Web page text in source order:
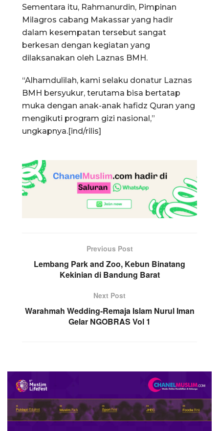
Sementara itu, Rahmanurdin, Pimpinan
Milagros cabang Makassar yang hadir
dalam kesempatan tersebut sangat
berkesan dengan kegiatan yang
dilaksanakan oleh Laznas BMH.
“Alhamdulilah, kami selaku donatur Laznas
BMH bersyukur, terutama bisa bertatap
muka dengan anak-anak hafidz Quran yang
mengikuti program gizi nasional,”
ungkapnya.[ind/rilis]
Previous Post
Lembang Park and Zoo, Kebun Binatang
Kekinian di Bandung Barat
Next Post
Warahmah Wedding-Remaja Islam Nurul Iman
Gelar NGOBRAS Vol 1